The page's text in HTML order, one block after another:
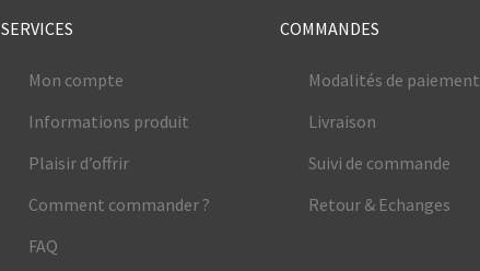
SERVICES
Mon compte
Informations produit
Plaisir d’offrir
Comment commander ?
FAQ
COMMANDES
Modalités de paiement
Livraison
Suivi de commande
Retour & Echanges